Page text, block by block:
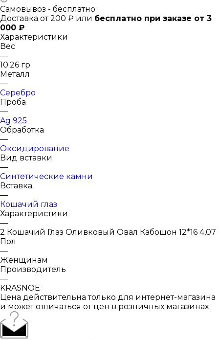
Самовывоз - бесплатно
Доставка от 200 ₽ или бесплатно при заказе от 3
000 ₽
Характеристики
Вес
—
10.26 гр.
Металл
—
Серебро
Проба
—
Ag 925
Обработка
—
Оксидирование
Вид вставки
—
Синтетические камни
Вставка
—
Кошачий глаз
Характеристики
—
2 Кошачий Глаз Оливковый Овал Кабошон 12*16 4,07
Пол
—
Женщинам
Производитель
—
KRASNOE
Цена действительна только для интернет-магазина
и может отличаться от цен в розничных магазинах